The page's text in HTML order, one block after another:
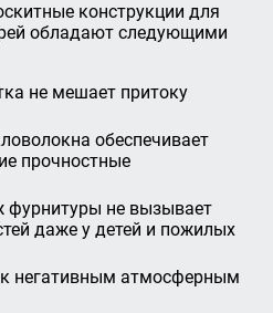
конструкции для
обладают следующими
не мешает притоку
обеспечивает
прочностные
не вызывает
даже у детей и пожилых
к негативным атмосферным